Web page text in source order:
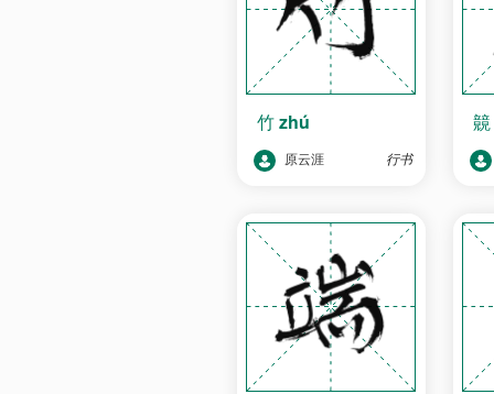
竹zhú
原云涯 行书
竸